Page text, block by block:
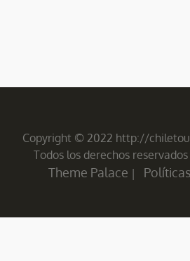
Copyright © 2022 http://
Todos los derechos reservados
Theme Palace |